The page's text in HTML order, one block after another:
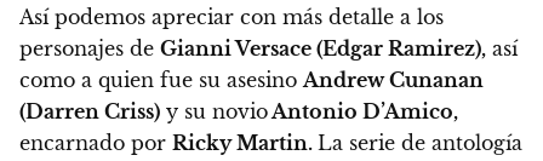
Así podemos apreciar con más detalle a los
personajes de Gianni Versace (Edgar Ramirez), así
como a quien fue su asesinoAndrew Cunanan
(Darren Criss) y su novioAntonio D’Amico,
encarnado por Ricky Martin. La serie de antología